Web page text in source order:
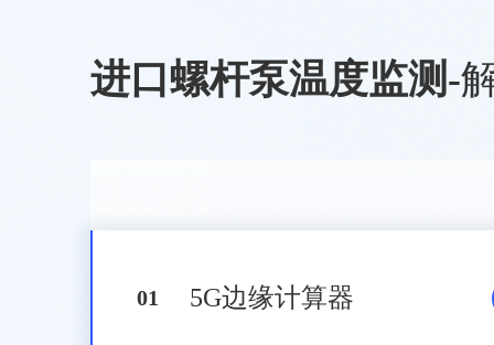
进口螺杆泵温度监测 -
01 5G边缘计算器